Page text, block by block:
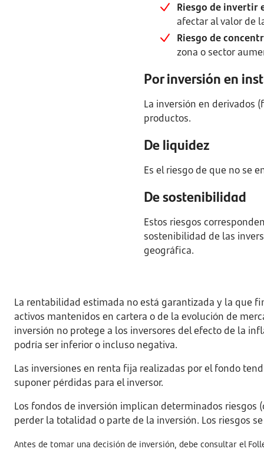
Riesgo de invertir
afectar al valor de
Riesgo de
zona o sector
Por inversión en
La inversión en derivados
productos.
De liquidez
Es el riesgo de que no se
De sostenibilidad
Estos riesgos
sostenibilidad de las
geográfica.
La rentabilidad estimada no está garantizada y la que
activos mantenidos en cartera o de la evolución de
inversión no protege a los inversores del efecto de la
podría ser inferior o incluso negativa.
Las inversiones en renta fija realizadas por el fondo
suponer pérdidas para el inversor.
Los fondos de inversión implican determinados riesgos
perder la totalidad o parte de la inversión. Los riesgos
Antes de tomar una decisión de inversión, debe consultar el